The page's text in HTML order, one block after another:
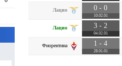
Лацио 0 - 0
10.02.01
Лацио 3 - 2
04.02.01
Фиорентина 1 - 4
28.01.01